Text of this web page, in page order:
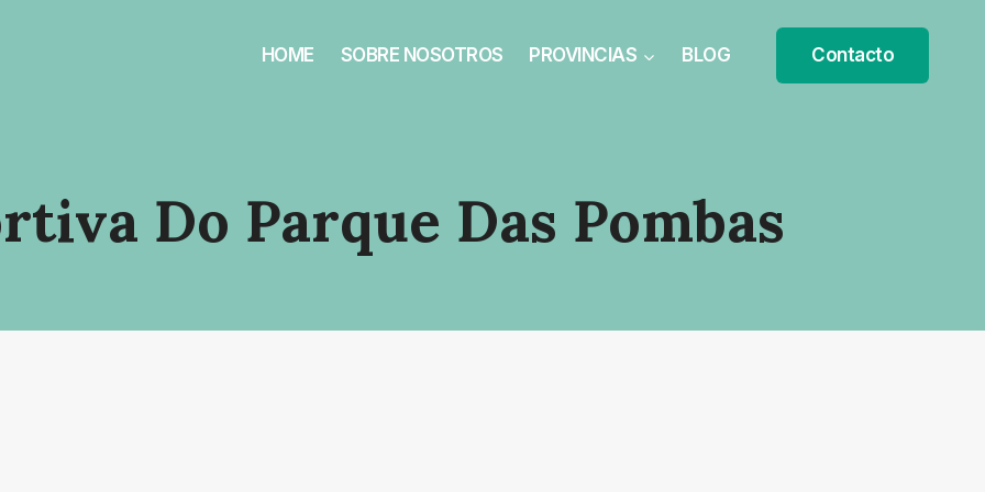
HOME SOBRE NOSOTROS PROVINCIAS BLOG Contacto
Do Parque Das Pombas